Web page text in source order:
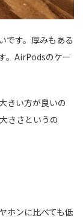
です。厚みもある
。AirPodsのケー
きい方が良いの
きさというの
ホンに比べても低